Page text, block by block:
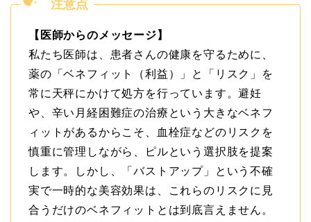
【医師からのメッセージ】
私たち医師は、患者さんの健康を守るために、
薬の「ベネフィット（利益）」と「リスク」を
常に天秤にかけて処方を行っています。避妊
や、辛い月経困難症の治療という大きなベネフ
ィットがあるからこそ、血栓症などのリスクを
慎重に管理しながら、ピルという選択肢を提案
します。しかし、「バストアップ」という不確
実で一時的な美容効果は、これらのリスクに見
合うだけのベネフィットとは到底言えません。